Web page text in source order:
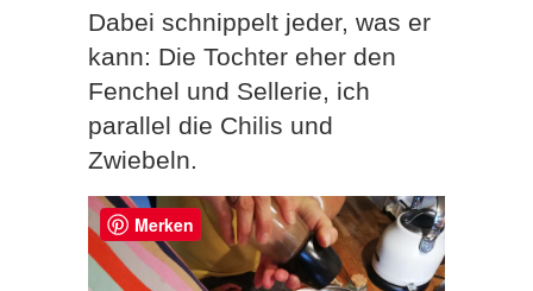
Dabei schnippelt jeder, was er
kann: Die Tochter eher den
Fenchel und Sellerie, ich
parallel die Chilis und
Zwiebeln.
Merken